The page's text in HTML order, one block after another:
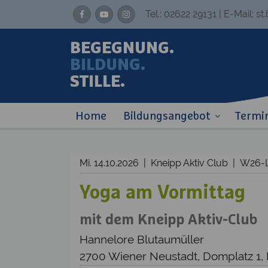
Tel.: 02622 29131 | E-Mail:
BEGEGNUNG.
BILDUNG.
STILLE.
Home Bildungsangebot
Mi. 14.10.2026 | Kneipp Aktiv Club | W26-
Yoga am Vormittag
mit dem Kneipp Aktiv-Club
Hannelore Blutaumüller
2700 Wiener Neustadt, Domplatz